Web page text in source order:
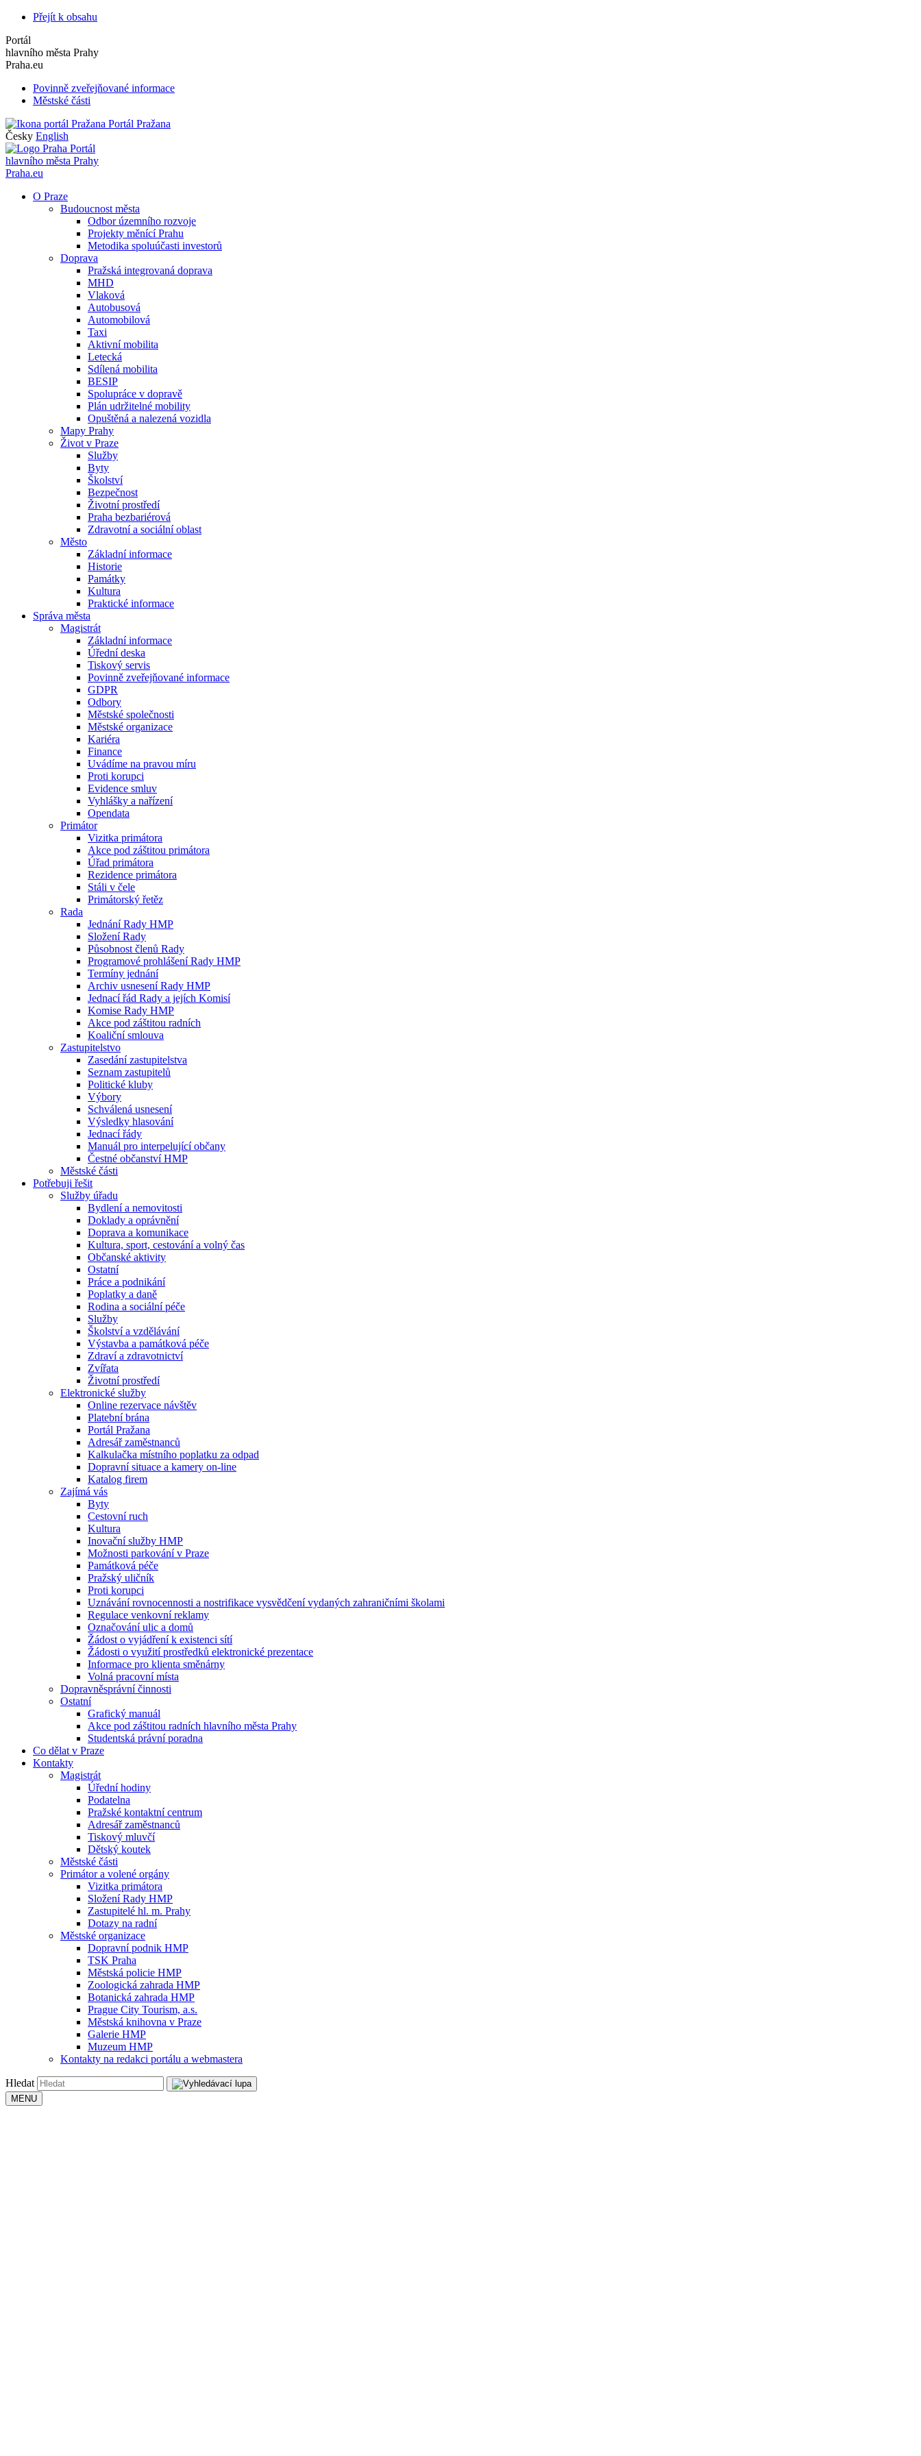
Přejít k obsahu
Portál
hlavního města Prahy
Praha.eu
Povinně zveřejňované informace
Městské části
Portál Pražana
Česky English
Portál
hlavního města Prahy
Praha.eu
O Praze
Budoucnost města
Odbor územního rozvoje
Projekty měnící Prahu
Metodika spoluúčasti investorů
Doprava
Pražská integrovaná doprava
MHD
Vlaková
Autobusová
Automobilová
Taxi
Aktivní mobilita
Letecká
Sdílená mobilita
BESIP
Spolupráce v dopravě
Plán udržitelné mobility
Opuštěná a nalezená vozidla
Mapy Prahy
Život v Praze
Služby
Byty
Školství
Bezpečnost
Životní prostředí
Praha bezbariérová
Zdravotní a sociální oblast
Město
Základní informace
Historie
Památky
Kultura
Praktické informace
Správa města
Magistrát
Základní informace
Úřední deska
Tiskový servis
Povinně zveřejňované informace
GDPR
Odbory
Městské společnosti
Městské organizace
Kariéra
Finance
Uvádíme na pravou míru
Proti korupci
Evidence smluv
Vyhlášky a nařízení
Opendata
Primátor
Vizitka primátora
Akce pod záštitou primátora
Úřad primátora
Rezidence primátora
Stáli v čele
Primátorský řetěz
Rada
Jednání Rady HMP
Složení Rady
Působnost členů Rady
Programové prohlášení Rady HMP
Termíny jednání
Archiv usnesení Rady HMP
Jednací řád Rady a jejích Komisí
Komise Rady HMP
Akce pod záštitou radních
Koaliční smlouva
Zastupitelstvo
Zasedání zastupitelstva
Seznam zastupitelů
Politické kluby
Výbory
Schválená usnesení
Výsledky hlasování
Jednací řády
Manuál pro interpelující občany
Čestné občanství HMP
Městské části
Potřebuji řešit
Služby úřadu
Bydlení a nemovitosti
Doklady a oprávnění
Doprava a komunikace
Kultura, sport, cestování a volný čas
Občanské aktivity
Ostatní
Práce a podnikání
Poplatky a daně
Rodina a sociální péče
Služby
Školství a vzdělávání
Výstavba a památková péče
Zdraví a zdravotnictví
Zvířata
Životní prostředí
Elektronické služby
Online rezervace návštěv
Platební brána
Portál Pražana
Adresář zaměstnanců
Kalkulačka místního poplatku za odpad
Dopravní situace a kamery on-line
Katalog firem
Zajímá vás
Byty
Cestovní ruch
Kultura
Inovační služby HMP
Možnosti parkování v Praze
Památková péče
Pražský uličník
Proti korupci
Uznávání rovnocennosti a nostrifikace vysvědčení vydaných zahraničními školami
Regulace venkovní reklamy
Označování ulic a domů
Žádost o vyjádření k existenci sítí
Žádosti o využití prostředků elektronické prezentace
Informace pro klienta směnárny
Volná pracovní místa
Dopravněsprávní činnosti
Ostatní
Grafický manuál
Akce pod záštitou radních hlavního města Prahy
Studentská právní poradna
Co dělat v Praze
Kontakty
Magistrát
Úřední hodiny
Podatelna
Pražské kontaktní centrum
Adresář zaměstnanců
Tiskový mluvčí
Dětský koutek
Městské části
Primátor a volené orgány
Vizitka primátora
Složení Rady HMP
Zastupitelé hl. m. Prahy
Dotazy na radní
Městské organizace
Dopravní podnik HMP
TSK Praha
Městská policie HMP
Zoologická zahrada HMP
Botanická zahrada HMP
Prague City Tourism, a.s.
Městská knihovna v Praze
Galerie HMP
Muzeum HMP
Kontakty na redakci portálu a webmastera
Hledat
MENU